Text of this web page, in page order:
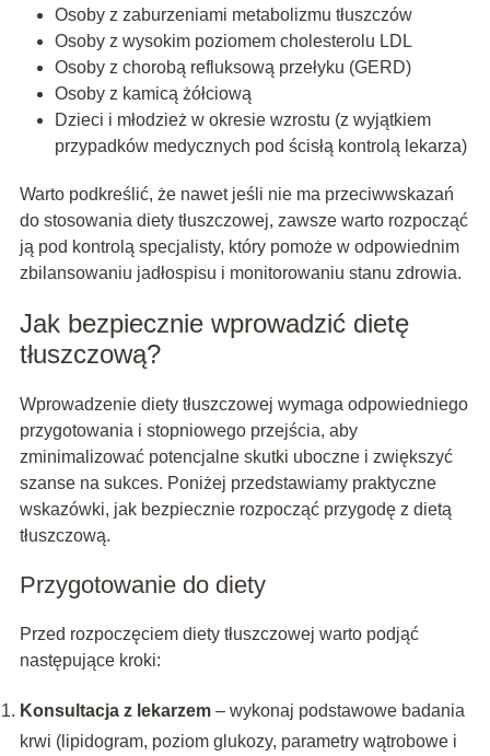
Osoby z zaburzeniami metabolizmu tłuszczów
Osoby z wysokim poziomem cholesterolu LDL
Osoby z chorobą refluksową przełyku (GERD)
Osoby z kamicą żółciową
Dzieci i młodzież w okresie wzrostu (z wyjątkiem
przypadków medycznych pod ścisłą kontrolą lekarza)
Warto podkreślić, że nawet jeśli nie ma przeciwwskazań
do stosowania diety tłuszczowej, zawsze warto rozpocząć
ją pod kontrolą specjalisty, który pomoże w odpowiednim
zbilansowaniu jadłospisu i monitorowaniu stanu zdrowia.
Jak bezpiecznie wprowadzić dietę
tłuszczową?
Wprowadzenie diety tłuszczowej wymaga odpowiedniego
przygotowania i stopniowego przejścia, aby
zminimalizować potencjalne skutki uboczne i zwiększyć
szanse na sukces. Poniżej przedstawiamy praktyczne
wskazówki, jak bezpiecznie rozpocząć przygodę z dietą
tłuszczową.
Przygotowanie do diety
Przed rozpoczęciem diety tłuszczowej warto podjąć
następujące kroki:
Konsultacja z lekarzem– wykonaj podstawowe badania
krwi (lipidogram, poziom glukozy, parametry wątrobowe i